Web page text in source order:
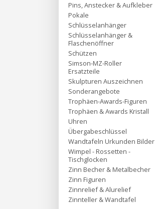
Pins, Anstecker & Aufkleber
Pokale
Schlüsselanhänger
Schlüsselanhänger &
Flaschenöffner
Schützen
Simson-MZ-Roller
Ersatzteile
Skulpturen Auszeichnen
Sonderangebote
Trophäen-Awards-Figuren
Trophäen & Awards Kristall
Uhren
Übergabeschlüssel
Wandtafeln Urkunden Bilder
Wimpel - Rossetten -
Tischglocken
Zinn Becher & Metalbecher
Zinn Figuren
Zinnrelief & Alurelief
Zinnteller & Wandtafel